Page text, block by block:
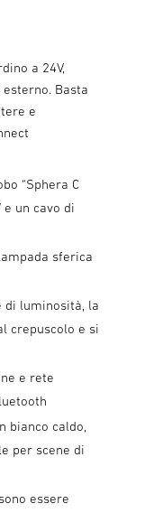
a 24V,
Basta
e
“Sphera C
e un cavo di
sferica
di luminosità, la
crepuscolo e si
e rete
bianco caldo,
per scene di
essere